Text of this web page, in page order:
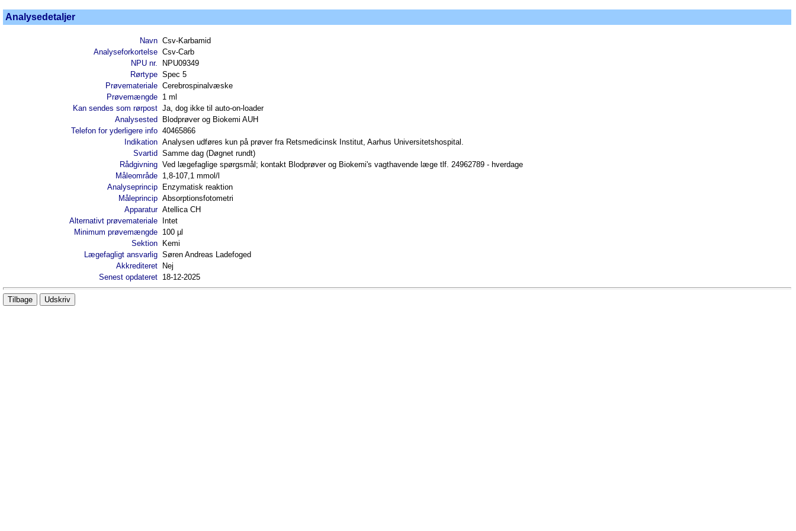
Analysedetaljer
Navn Csv-Karbamid
Analyseforkortelse Csv-Carb
NPU nr.
NPU09349
Rørtype Spec 5
Prøvemateriale Cerebrospinalvæske
Prøvemængde 1 ml
Kan sendes som rørpost Ja, dog ikke til auto-on-loader
Analysested
Blodprøver og Biokemi AUH
Telefon for yderligere info 40465866
Indikation Analysen udføres kun på prøver fra Retsmedicinsk Institut, Aarhus Universitetshospital.
Svartid Samme dag (Døgnet rundt)
Rådgivning Ved lægefaglige spørgsmål; kontakt Blodprøver og Biokemi's vagthavende læge tlf. 24962789 - hverdage
Måleområde 1,8-107,1 mmol/l
Analyseprincip
Enzymatisk reaktion
Måleprincip Absorptionsfotometri
Apparatur Atellica CH
Alternativt prøvemateriale
Intet
Minimum prøvemængde 100 µl
Sektion
Kemi
Lægefagligt ansvarlig Søren Andreas Ladefoged
Akkrediteret
Nej
Senest opdateret 18-12-2025